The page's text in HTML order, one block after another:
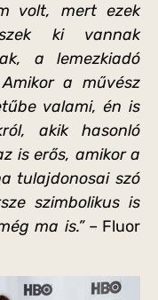
volt, mert ezek
ki vannak
a lemezkiadó
a művész
valami, én is
akik hasonló
is erős, amikor a
tulajdonosai szó
szimbolikus is
ma is.”– Fluor